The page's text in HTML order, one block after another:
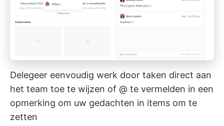
Delegeer eenvoudig werk door taken direct aan
het team toe te wijzen of @ te vermelden in een
opmerking om uw gedachten in items om te
zetten